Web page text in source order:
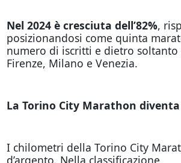
Nel 2024 è cresciuta dell’82%,
posizionandosi come quinta
numero di iscritti e dietro soltanto
Firenze, Milano e Venezia.
La Torino City Marathon diventa
I chilometri della Torino City
d’argento. Nella classificazione